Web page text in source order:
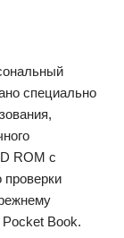
специально
ROM с
проверки
Book.